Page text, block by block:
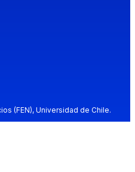
(FEN), Universidad de Chile.